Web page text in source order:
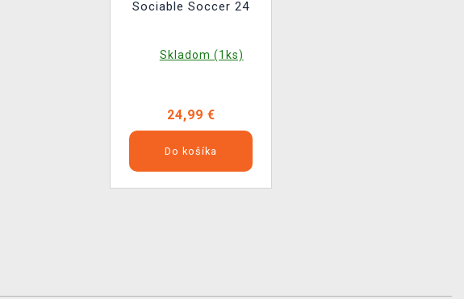
Sociable Soccer 24
Skladom (1ks)
24,99 €
Do košíka